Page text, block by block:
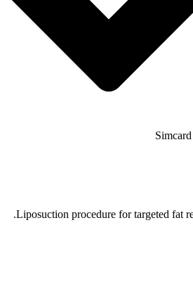
Liposuction procedure for targeted fat